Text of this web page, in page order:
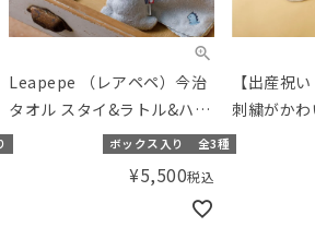
Leapepe （レアペペ）今治
タオル スタイ&ラトル&ハン
カチセット
ボックス入り 全3種
¥5,500税込
【出産祝
刺繍がか
くるみ＆
ゃのセッ
ス入り】